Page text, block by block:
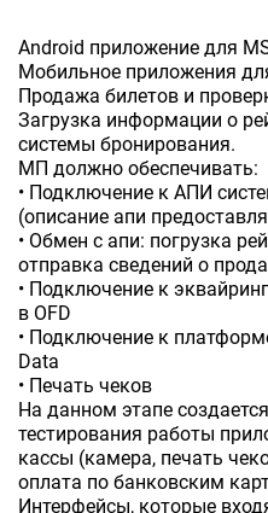
Android приложение для
Мобильное приложения
Продажа билетов и
Загрузка информации о
системы бронирования.
МП должно обеспечивать:
• Подключение к АПИ
(описание апи
• Обмен с апи: погрузка
отправка сведений о
• Подключение к
в OFD
• Подключение к
Data
• Печать чеков
На данном этапе
тестирования работы
кассы (камера, печать
оплата по банковским
Интерфейсы, которые